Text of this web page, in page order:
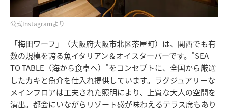
公式Instagramより
「梅田ワーフ」（大阪府大阪市北区茶屋町）は、関西でも有
数の規模を誇る魚イタリアン＆オイスターバーです。"SEA
TO TABLE（海から食卓へ）"をコンセプトに、全国から厳選
したカキと魚介を仕入れ提供しています。ラグジュアリーな
メインフロアは工夫された照明により、上質な大人の空間を
演出。都会にいながらリゾート感が味わえるテラス席もあり